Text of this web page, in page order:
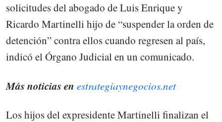
solicitudes del abogado de Luis Enrique y
Ricardo Martinelli hijo de “suspender la orden de
detención” contra ellos cuando regresen al país,
indicó el Órgano Judicial en un comunicado.
Más noticias en estrategiaynegocios.net
Los hijos del expresidente Martinelli finalizan el